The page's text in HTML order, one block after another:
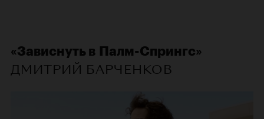
«Зависнуть в Палм-Спрингс»
ДМИТРИЙ БАРЧЕНКОВ